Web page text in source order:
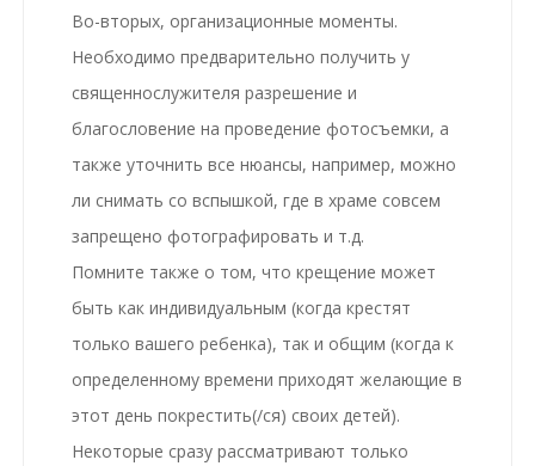
Во-вторых, организационные моменты.
Необходимо предварительно получить у
священнослужителя разрешение и
благословение на проведение фотосъемки, а
также уточнить все нюансы, например, можно
ли снимать со вспышкой, где в храме совсем
запрещено фотографировать и т.д.
Помните также о том, что крещение может
быть как индивидуальным (когда крестят
только вашего ребенка), так и общим (когда к
определенному времени приходят желающие в
этот день покрестить(/ся) своих детей).
Некоторые сразу рассматривают только